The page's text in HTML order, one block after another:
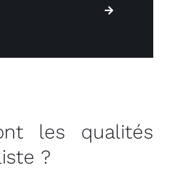
les qualités
?